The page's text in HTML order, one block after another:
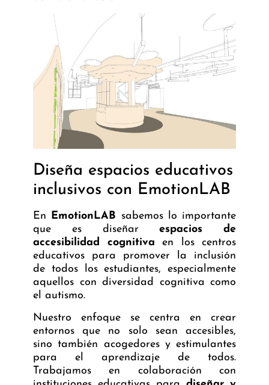
Diseña espacios educativos
inclusivos con EmotionLAB
En EmotionLAB sabemos lo importante
que es diseñarespacios de
accesibilidad cognitiva en los centros
educativos para promover la inclusión
de todos los estudiantes, especialmente
aquellos con diversidad cognitiva como
el autismo.
Nuestro enfoque se centra en crear
entornos que no solo sean accesibles,
sino también acogedores y estimulantes
para el aprendizaje de todos.
Trabajamos en colaboración con